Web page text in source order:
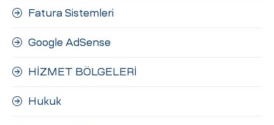
Fatura Sistemleri
Google AdSense
HİZMET BÖLGELERİ
Hukuk